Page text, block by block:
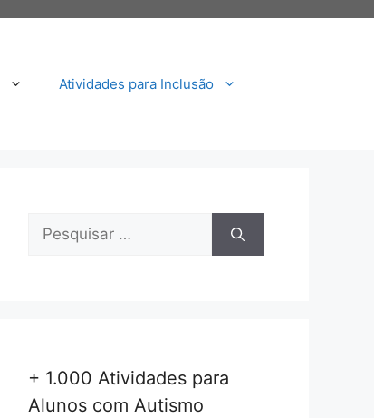
Atividades para Inclusão
Pesquisar
+ 1.000 Atividades para
Alunos com Autismo